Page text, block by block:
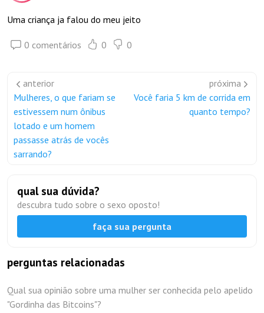
Uma criança ja falou do meu jeito
0 comentários 0 0
anterior
Mulheres, o que fariam se
estivessem num ônibus
lotado e um homem
passasse atrás de vocês
sarrando?
próxima
Você faria 5 km de corrida em
quanto tempo?
qual sua dúvida?
descubra tudo sobre o sexo oposto!
faça sua pergunta
perguntas relacionadas
Qual sua opinião sobre uma mulher ser conhecida pelo apelido
"Gordinha das Bitcoins"?